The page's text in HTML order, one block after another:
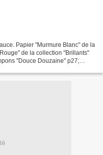
Papier "Murmure Blanc" de la
de la collection "Brillants"
"Douce Douzaine" p27;